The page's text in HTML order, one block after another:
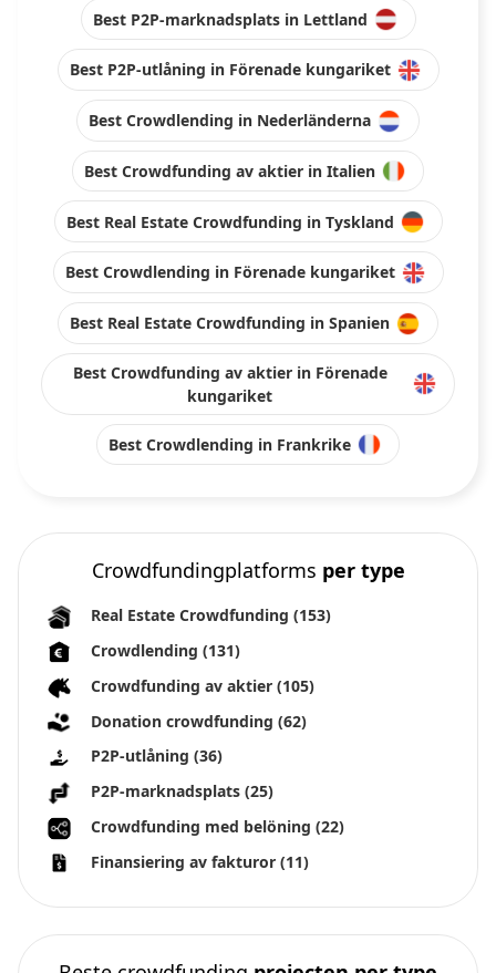
Best P2P-marknadsplats in Lettland
Best P2P-utlåning in Förenade kungariket
Best Crowdlending in Nederländerna
Best Crowdfunding av aktier in Italien
Best Real Estate Crowdfunding in Tyskland
Best Crowdlending in Förenade kungariket
Best Real Estate Crowdfunding in Spanien
Best Crowdfunding av aktier in Förenade
kungariket
Best Crowdlending in Frankrike
Crowdfundingplatforms per type
Real Estate Crowdfunding (153)
Crowdlending (131)
Crowdfunding av aktier (105)
Donation crowdfunding (62)
P2P-utlåning (36)
P2P-marknadsplats (25)
Crowdfunding med belöning (22)
Finansiering av fakturor (11)